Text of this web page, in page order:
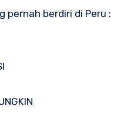
pernah berdiri di Peru :